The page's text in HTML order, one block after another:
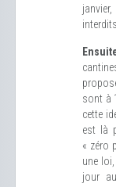
sont à
cette
est là
« zéro
une
jour